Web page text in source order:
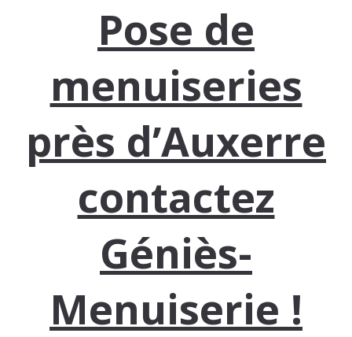
Pose de
menuiseries
près d’Auxerre
contactez
Géniès-
Menuiserie !